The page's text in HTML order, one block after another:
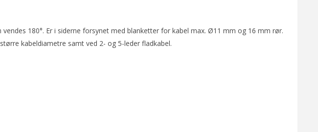
180°. Er i siderne forsynet med blanketter for kabel max. Ø11 mm og 16 mm rør.
kabeldiametre samt ved 2- og 5-leder fladkabel.